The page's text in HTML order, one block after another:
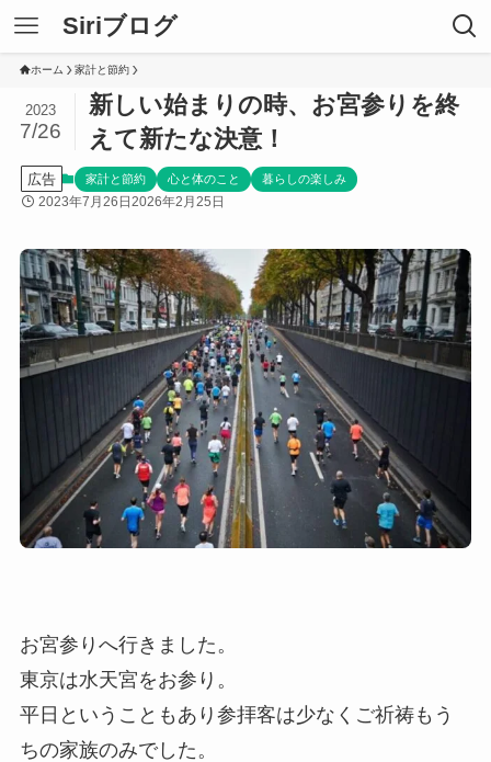
Siriブログ
ホーム 家計と節約
新しい始まりの時、お宮参りを終
えて新たな決意！
2023
7/26
広告 家計と節約 心と体のこと 暮らしの楽しみ
2023年7月26日 2026年2月25日
お宮参りへ行きました。
東京は水天宮をお参り。
平日ということもあり参拝客は少なくご祈祷もう
ちの家族のみでした。